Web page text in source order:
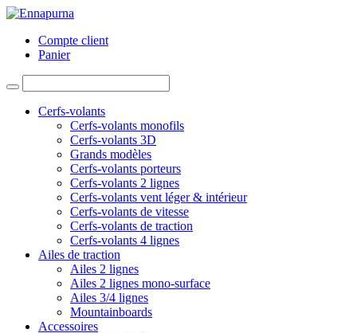
Compte client
Panier
Cerfs-volants
Cerfs-volants monofils
Cerfs-volants 3D
Grands modèles
Cerfs-volants porteurs
Cerfs-volants 2 lignes
Cerfs-volants vent léger & intérieur
Cerfs-volants de vitesse
Cerfs-volants de traction
Cerfs-volants 4 lignes
Ailes de traction
Ailes 2 lignes
Ailes 2 lignes mono-surface
Ailes 3/4 lignes
Mountainboards
Accessoires